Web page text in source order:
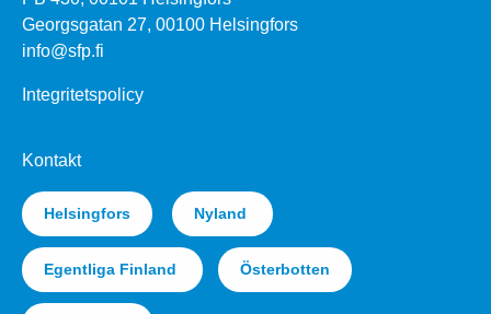
Georgsgatan 27, 00100 Helsingfors
info@sfp.fi
Integritetspolicy
Kontakt
Helsingfors Nyland
Egentliga Finland Österbotten